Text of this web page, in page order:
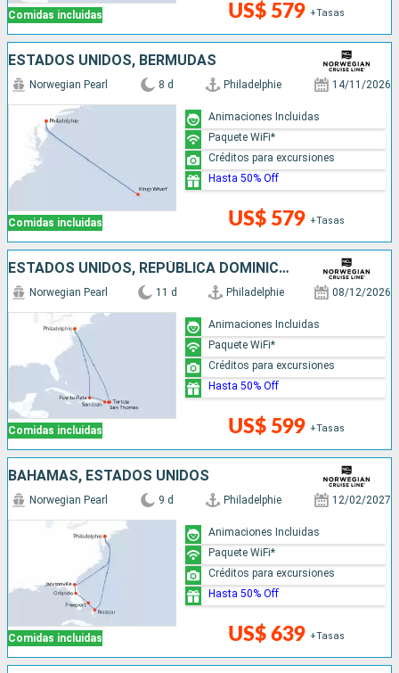
Comidas incluidas US$ 579 +Tasas
ESTADOS UNIDOS, BERMUDAS
Comidas incluidas
Norwegian Pearl 8 d Philadelphie 14/11/2026
US$ 579 +Tasas
Animaciones Incluidas
Paquete WiFi*
Créditos para excursiones
Hasta 50% Off
ESTADOS UNIDOS, REPÚBLICA DOMINICANA, PUERTO RICO
Comidas incluidas
Norwegian Pearl 11 d Philadelphie 08/12/2026
US$ 599 +Tasas
Animaciones Incluidas
Paquete WiFi*
Créditos para excursiones
Hasta 50% Off
BAHAMAS, ESTADOS UNIDOS
Comidas incluidas
Norwegian Pearl 9 d Philadelphie 12/02/2027
US$ 639 +Tasas
Animaciones Incluidas
Paquete WiFi*
Créditos para excursiones
Hasta 50% Off